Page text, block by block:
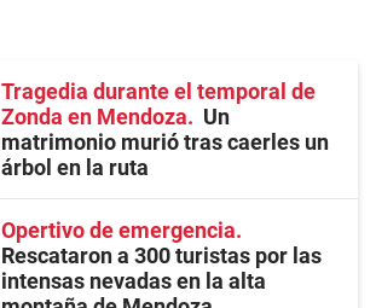
Tragedia durante el temporal de
Zonda en Mendoza
Un
matrimonio murió tras caerles un
árbol en la ruta
Opertivo de emergencia
Rescataron a 300 turistas por las
intensas nevadas en la alta